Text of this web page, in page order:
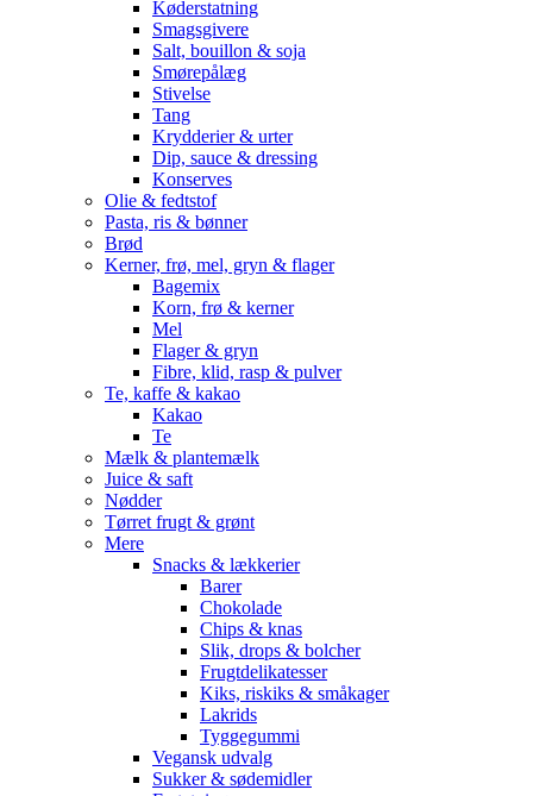
Køderstatning
Smagsgivere
Salt, bouillon & soja
Smørepålæg
Stivelse
Tang
Krydderier & urter
Dip, sauce & dressing
Konserves
Olie & fedtstof
Pasta, ris & bønner
Brød
Kerner, frø, mel, gryn & flager
Bagemix
Korn, frø & kerner
Mel
Flager & gryn
Fibre, klid, rasp & pulver
Te, kaffe & kakao
Kakao
Te
Mælk & plantemælk
Juice & saft
Nødder
Tørret frugt & grønt
Mere
Snacks & lækkerier
Barer
Chokolade
Chips & knas
Slik, drops & bolcher
Frugtdelikatesser
Kiks, riskiks & småkager
Lakrids
Tyggegummi
Vegansk udvalg
Sukker & sødemidler